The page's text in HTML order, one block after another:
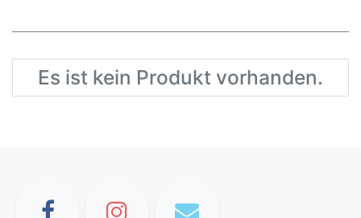
Es ist kein Produkt vorhanden.